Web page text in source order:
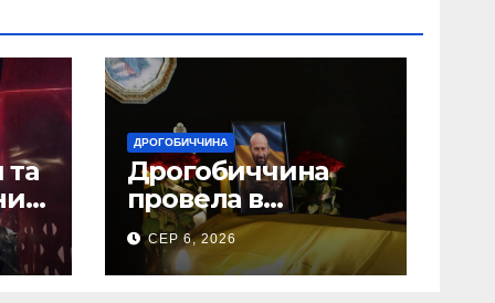
ДРОГОБИЧЧИНА
Дрогобиччина
провела в
останню земну
дорогу свого
Захисника – Олега
СЕР 6, 2026